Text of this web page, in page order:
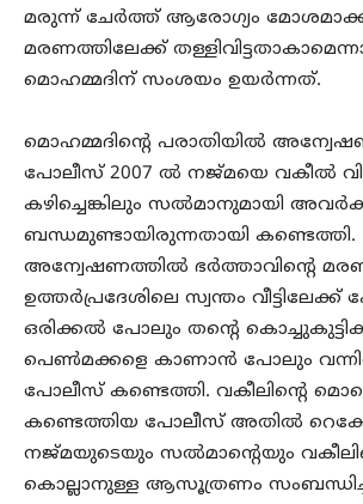
മരുന്ന് ചേര്‍ത്ത് ആരോഗ്യം
മരണത്തിലേക്ക്
മൊഹമ്മദിന് സംശയം ഉയര്‍ന്നത്.
മൊഹമ്മദിന്റെ പരാതിയില്‍
പോലീസ് 2007 ല്‍ നജ്മയെ വകീല്‍
കഴിച്ചെങ്കിലും സല്‍മാനുമായി
ബന്ധമുണ്ടായിരുന്നതായി കണ്ടെത്തി.
അന്വേഷണത്തില്‍ ഭര്‍ത്താവിന്റെ
ഉത്തര്‍പ്രദേശിലെ സ്വന്തം
ഒരിക്കല്‍ പോലും തന്റെ
പെണ്‍മക്കളെ കാണാന്‍ പോലും
പോലീസ് കണ്ടെത്തി.
കണ്ടെത്തിയ പോലീസ് അതില്‍
നജ്മയുടെയും സല്‍മാന്റെയും
കൊല്ലാനുള്ള ആസൂത്രണം